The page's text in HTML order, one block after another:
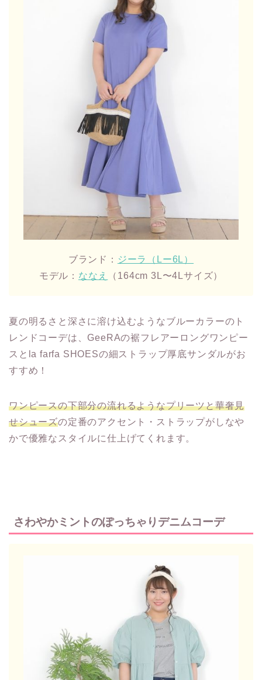
ブランド： ジーラ（Lー6L）
モデル： ななえ （164cm 3L〜4Lサイズ）
夏の明るさと深さに溶け込むようなブルーカラーのト
レンドコーデは、GeeRAの裾フレアーロングワンピー
スとla farfa SHOESの細ストラップ厚底サンダルがお
すすめ！
ワンピースの下部分の流れるようなプリーツと華奢見
せシューズの定番のアクセント・ストラップがしなや
かで優雅なスタイルに仕上げてくれます。
さわやかミントのぽっちゃりデニムコーデ